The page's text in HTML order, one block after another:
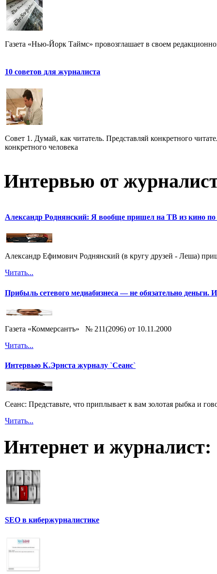
Газета «Нью-Йорк Таймс» провозглашает в своем
10 советов для журналиста
Совет 1. Думай, как читатель. Представляй конкретного
конкретного человека
Интервью от
Александр Роднянский: Я вообще пришел на ТВ из кино по
Александр Ефимович Роднянский (в кругу друзей - Леша)
Читать...
Прибыль сетевого медиабизнеса — не обязательно деньги.
Газета «Коммерсантъ» № 211(2096) от 10.11.2000
Читать...
Интервью К.Эрнста журналу `Сеанс`
Сеанс: Представьте, что приплывает к вам золотая рыбка и
Читать...
Интернет и журналист:
SEO в кибержурналистике